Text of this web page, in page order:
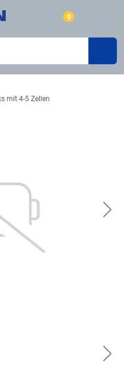
0
mit 4-5 Zellen